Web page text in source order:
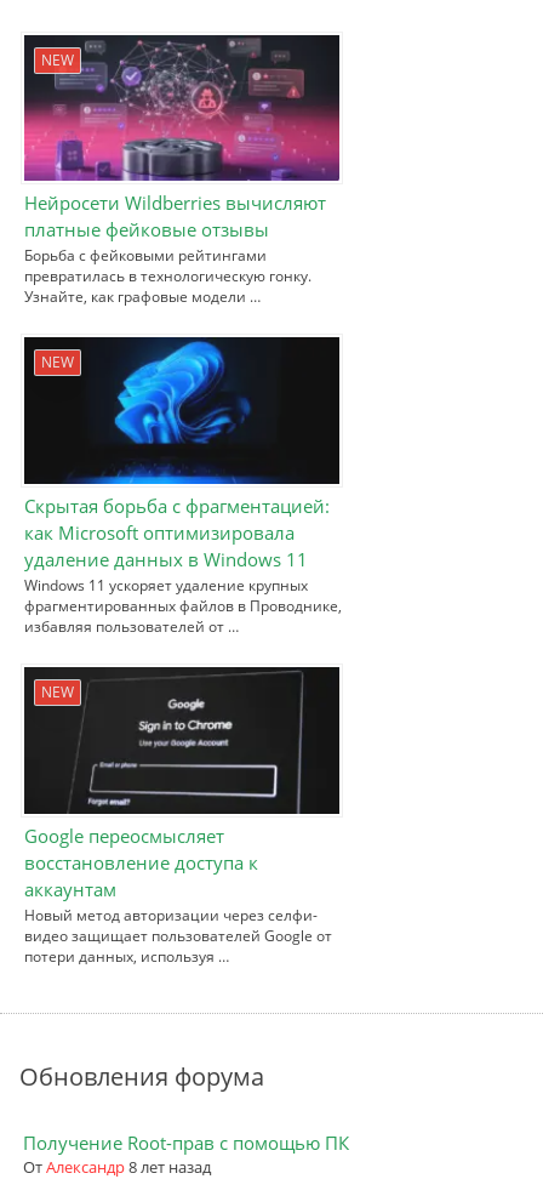
NEW
Нейросети Wildberries вычисляют
платные фейковые отзывы
Борьба с фейковыми рейтингами
превратилась в технологическую гонку.
Узнайте, как графовые модели …
NEW
Скрытая борьба с фрагментацией:
как Microsoft оптимизировала
удаление данных в Windows 11
Windows 11 ускоряет удаление крупных
фрагментированных файлов в Проводнике,
избавляя пользователей от …
NEW
Google переосмысляет
восстановление доступа к
аккаунтам
Новый метод авторизации через селфи-
видео защищает пользователей Google от
потери данных, используя …
Обновления форума
Получение Root-прав с помощью ПК
ОтАлександр8 лет назад